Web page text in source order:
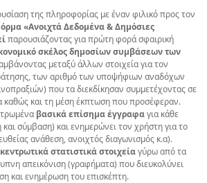
της πληροφορίας με έναν φιλικό προς τον
«Ανοιχτά Δεδομένα & Δημόσιες
παρουσιάζοντας για πρώτη φορά σφαιρική
σκέλος δημοσίων συμβάσεων των
μεταξύ άλλων στοιχεία για τον
των αριθμό των υποψήφιων αναδόχων
που τα διεκδίκησαν συμμετέχοντας σε
καθώς και τη μέση έκπτωση που προσέφεραν.
βασικά επίσημα έγγραφαγια κάθε
σύμβαση) και ενημερώνει τον χρήστη για το
ανάθεση, ανοιχτός διαγωνισμός κ.α).
στατιστικά στοιχείαγύρω από τα
απεικόνιση (γραφήματα) που διευκολύνει
και ενημέρωση του επισκέπτη.